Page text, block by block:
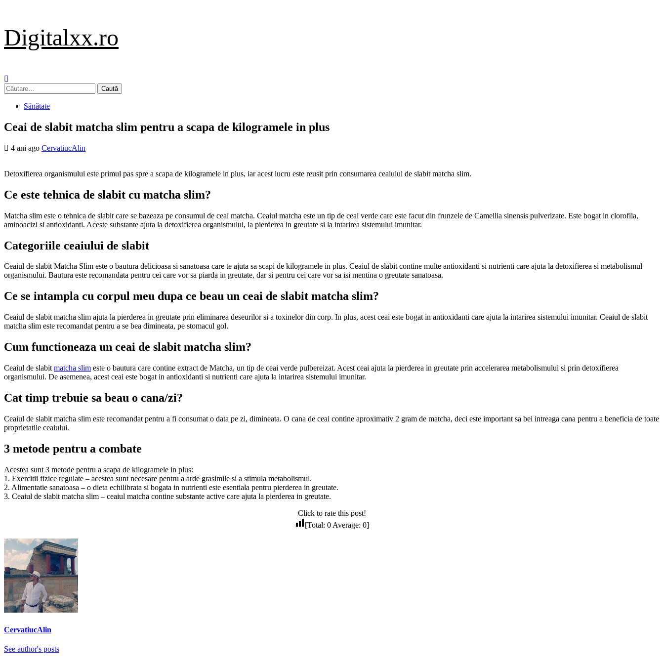
conținut
Digitalxx.ro
Primary
Menu
Caută
după:
Sănătate
Ceai de slabit matcha slim pentru a scapa de kilogramele in plus
4 ani ago CervatiucAlin
Detoxifierea organismului este primul pas spre a scapa de kilogramele in plus, iar acest lucru este reusit prin consumarea ceaiului de slabit matcha slim.
Ce este tehnica de slabit cu matcha slim?
Matcha slim este o tehnica de slabit care se bazeaza pe consumul de ceai matcha. Ceaiul matcha este un tip de ceai verde care este facut din frunzele de Camellia sinensis pulverizate. Este bogat in clorofila,
aminoacizi si antioxidanti. Aceste substante ajuta la detoxifierea organismului, la pierderea in greutate si la intarirea sistemului imunitar.
Categoriile ceaiului de slabit
Ceaiul de slabit Matcha Slim este o bautura delicioasa si sanatoasa care te ajuta sa scapi de kilogramele in plus. Ceaiul de slabit contine multe antioxidanti si nutrienti care ajuta la detoxifierea si metabolismul
organismului. Bautura este recomandata pentru cei care vor sa piarda in greutate, dar si pentru cei care vor sa isi mentina o greutate sanatoasa.
Ce se intampla cu corpul meu dupa ce beau un ceai de slabit matcha slim?
Ceaiul de slabit matcha slim ajuta la pierderea in greutate prin eliminarea deseurilor si a toxinelor din corp. In plus, acest ceai este bogat in antioxidanti care ajuta la intarirea sistemului imunitar. Ceaiul de slabit
matcha slim este recomandat pentru a se bea dimineata, pe stomacul gol.
Cum functioneaza un ceai de slabit matcha slim?
Ceaiul de slabit matcha slim este o bautura care contine extract de Matcha, un tip de ceai verde pulbereizat. Acest ceai ajuta la pierderea in greutate prin accelerarea metabolismului si prin detoxifierea
organismului. De asemenea, acest ceai este bogat in antioxidanti si nutrienti care ajuta la intarirea sistemului imunitar.
Cat timp trebuie sa beau o cana/zi?
Ceaiul de slabit matcha slim este recomandat pentru a fi consumat o data pe zi, dimineata. O cana de ceai contine aproximativ 2 gram de matcha, deci este important sa bei intreaga cana pentru a beneficia de toate
proprietatile ceaiului.
3 metode pentru a combate
Acestea sunt 3 metode pentru a scapa de kilogramele in plus:
1. Exercitii fizice regulate – acestea sunt necesare pentru a arde grasimile si a stimula metabolismul.
2. Alimentatie sanatoasa – o dieta echilibrata si bogata in nutrienti este esentiala pentru pierderea in greutate.
3. Ceaiul de slabit matcha slim – ceaiul matcha contine substante active care ajuta la pierderea in greutate.
Click to rate this post!
[Total: 0 Average: 0]
CervatiucAlin
See author's posts